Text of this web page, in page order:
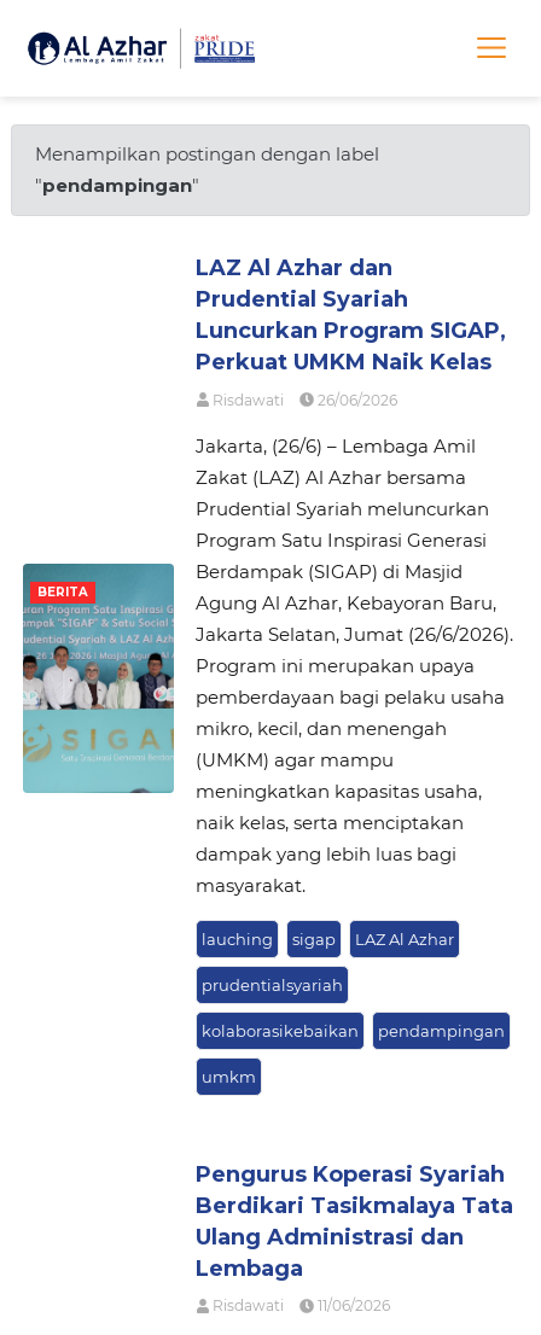
Menampilkan postingan dengan label
"pendampingan"
BERITA
LAZ Al Azhar dan
Prudential Syariah
Luncurkan Program SIGAP,
Perkuat UMKM Naik Kelas
Risdawati 26/06/2026
Jakarta, (26/6) – Lembaga Amil
Zakat (LAZ) Al Azhar bersama
Prudential Syariah meluncurkan
Program Satu Inspirasi Generasi
Berdampak (SIGAP) di Masjid
Agung Al Azhar, Kebayoran Baru,
Jakarta Selatan, Jumat (26/6/2026).
Program ini merupakan upaya
pemberdayaan bagi pelaku usaha
mikro, kecil, dan menengah
(UMKM) agar mampu
meningkatkan kapasitas usaha,
naik kelas, serta menciptakan
dampak yang lebih luas bagi
masyarakat.
lauching sigap LAZ Al Azhar
prudentialsyariah
kolaborasikebaikan pendampingan
umkm
Pengurus Koperasi Syariah
Berdikari Tasikmalaya Tata
Ulang Administrasi dan
Lembaga
Risdawati 11/06/2026